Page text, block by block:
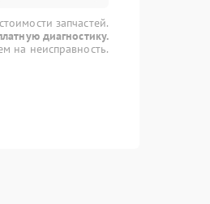
запчастей.
диагностику.
на неисправность.